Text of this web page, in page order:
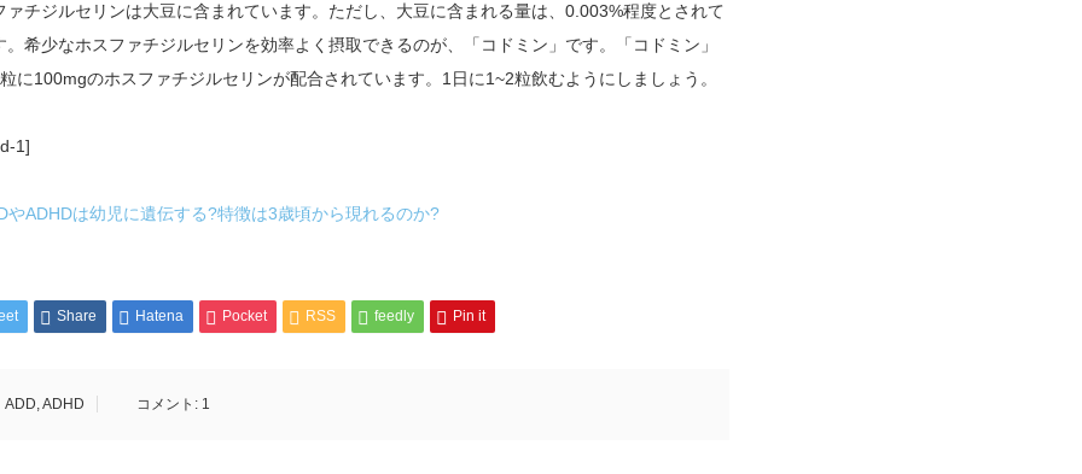
ァチジルセリンは大豆に含まれています。ただし、大豆に含まれる量は、0.003%程度とされて
。希少なホスファチジルセリンを効率よく摂取できるのが、「コドミン」です。「コドミン」
に100mgのホスファチジルセリンが配合されています。1日に1~2粒飲むようにしましょう。
1]
ADHDは幼児に遺伝する?特徴は3歳頃から現れるのか?
Share Hatena Pocket RSS feedly Pin it
ADD,ADHD コメント: 1